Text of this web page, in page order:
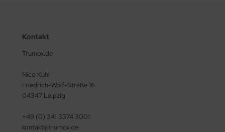
Kontakt
Trumox.de
Nico Kuhl
Friedrich-Wolf-Straße 16
04347 Leipzig
+49 (0) 341 3374 3001
kontakt@trumox.de